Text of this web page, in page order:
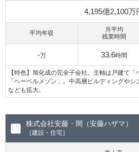
4,195億2,100万
平均年収
-万
月平均
残業時間
33.6時間
【特色】旭化成の完全子会社。主軸は戸建て
「ヘーベルメゾン」。中高層ビルディングや
なども拡大。
株式会社安藤・間（安藤ハザマ）
［建設・住宅］